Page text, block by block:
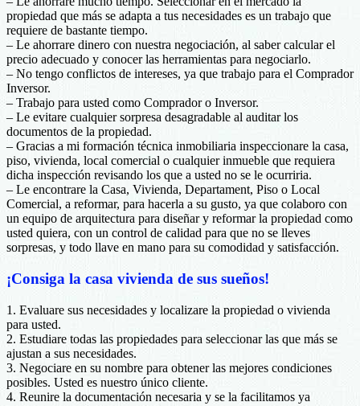
propiedad que más se adapta a tus necesidades es un trabajo que
requiere de bastante tiempo.
– Le ahorrare dinero con nuestra negociación, al saber calcular el
precio adecuado y conocer las herramientas para negociarlo.
– No tengo conflictos de intereses, ya que trabajo para el Comprador
Inversor.
– Trabajo para usted como Comprador o Inversor.
– Le evitare cualquier sorpresa desagradable al auditar los
documentos de la propiedad.
– Gracias a mi formación técnica inmobiliaria inspeccionare la casa,
piso, vivienda, local comercial o cualquier inmueble que requiera
dicha inspección revisando los que a usted no se le ocurriria.
– Le encontrare la Casa, Vivienda, Departament, Piso o Local
Comercial, a reformar, para hacerla a su gusto, ya que colaboro con
un equipo de arquitectura para diseñar y reformar la propiedad como
usted quiera, con un control de calidad para que no se lleves
sorpresas, y todo llave en mano para su comodidad y satisfacción.
¡Consiga la casa vivienda de sus sueños!
1. Evaluare sus necesidades y localizare la propiedad o vivienda
para usted.
2. Estudiare todas las propiedades para seleccionar las que más se
ajustan a sus necesidades.
3. Negociare en su nombre para obtener las mejores condiciones
posibles. Usted es nuestro único cliente.
4. Reunire la documentación necesaria y se la facilitamos ya